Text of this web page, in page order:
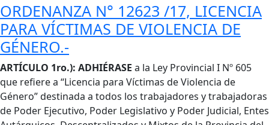
ORDENANZA N° 12623 /17, LICENCIA
PARA VÍCTIMAS DE VIOLENCIA DE
GÉNERO.-
Cuerpo
ARTÍCULO 1ro.): ADHIÉRASE a la Ley Provincial I Nº 605
que refiere a “Licencia para Víctimas de Violencia de
Género” destinada a todos los trabajadores y trabajadoras
de Poder Ejecutivo, Poder Legislativo y Poder Judicial, Entes